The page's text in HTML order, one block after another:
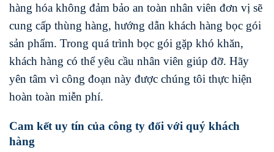
hàng hóa không đảm bảo an toàn nhân viên đơn vị sẽ
cung cấp thùng hàng, hướng dẫn khách hàng bọc gói
sản phẩm. Trong quá trình bọc gói gặp khó khăn,
khách hàng có thể yêu cầu nhân viên giúp đỡ. Hãy
yên tâm vì công đoạn này được chúng tôi thực hiện
hoàn toàn miễn phí.
Cam kết uy tín của công ty đối với quý khách
hàng